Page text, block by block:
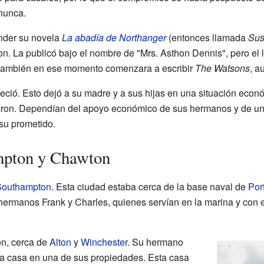
su novelaLa abadía de Northanger(entonces llamada
La publicó bajo el nombre de "Mrs. Asthon Dennis", pero
en ese momento comenzara a escribirThe Watsons,
Esto dejó a su madre y a sus hijas en una situación
Dependían del apoyo económico de sus hermanos y de
prometido.
y Chawton
. Esta ciudad estaba cerca de la base naval de
Frank y Charles, quienes servían en la marina y con
cerca deAlton yWinchester. Su hermano
casa en una de sus propiedades. Esta casa